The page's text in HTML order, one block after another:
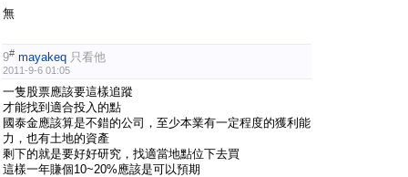
無
9# mayakeq 只看他
2011-9-6 01:05
一隻股票應該要這樣追蹤
才能找到適合投入的點
國泰金應該算是不錯的公司，至少本業有一定程度的獲利能
力，也有土地的資產
剩下的就是要好好研究，找適當地點位下去買
這樣一年賺個10~20%應該是可以預期